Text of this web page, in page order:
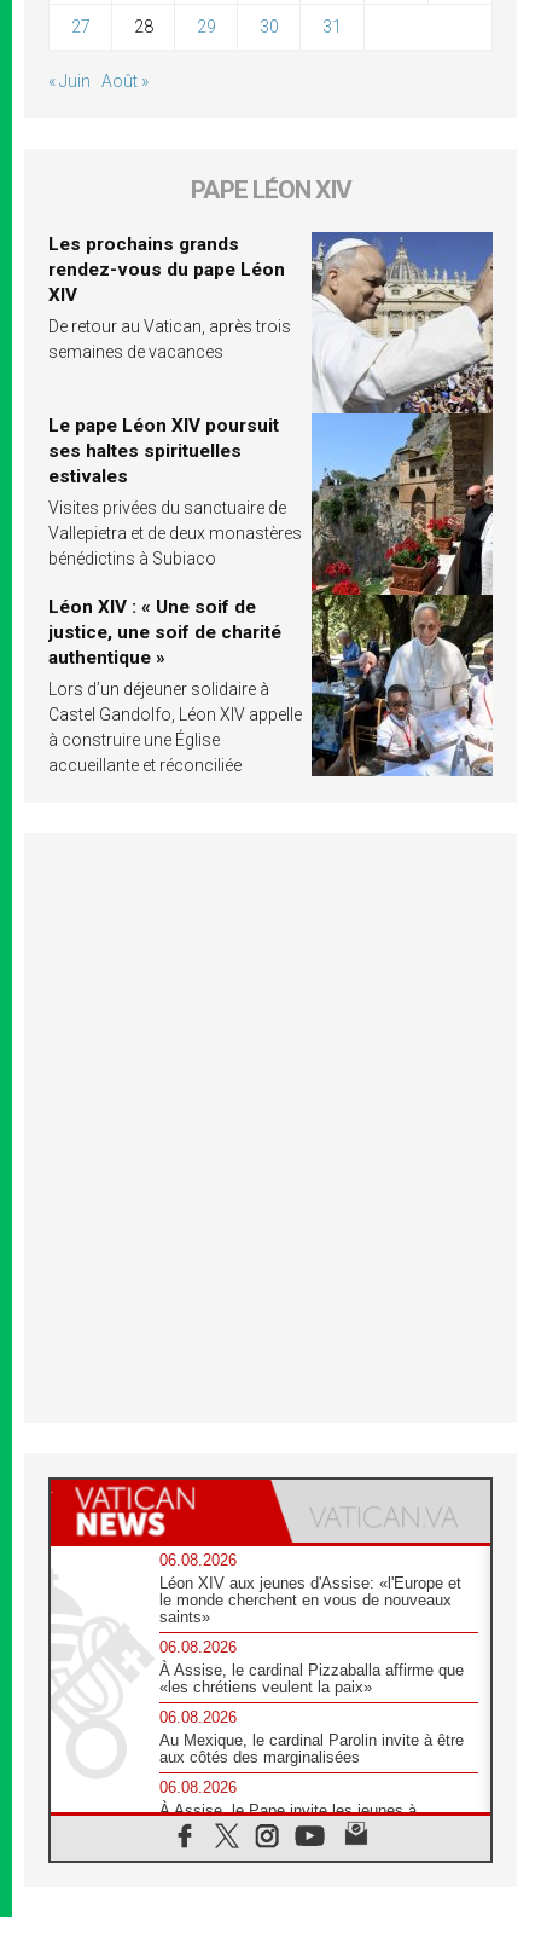
27 28 29 30 31
« Juin Août »
PAPE LÉON XIV
Les prochains grands
rendez-vous du pape Léon
XIV
De retour au Vatican, après trois
semaines de vacances
Le pape Léon XIV poursuit
ses haltes spirituelles
estivales
Visites privées du sanctuaire de
Vallepietra et de deux monastères
bénédictins à Subiaco
Léon XIV : « Une soif de
justice, une soif de charité
authentique »
Lors d’un déjeuner solidaire à
Castel Gandolfo, Léon XIV appelle
à construire une Église
accueillante et réconciliée
06.08.2026
Léon XIV aux jeunes d'Assise: «l'Europe et
le monde cherchent en vous de nouveaux
saints»
06.08.2026
À Assise, le cardinal Pizzaballa affirme que
«les chrétiens veulent la paix»
06.08.2026
Au Mexique, le cardinal Parolin invite à être
aux côtés des marginalisées
06.08.2026
À Assise, le Pape invite les jeunes à
«construire la civilisation de l'amour»
05.08.2026